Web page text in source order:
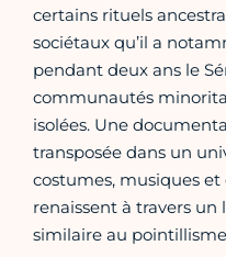
certains rituels
sociétaux qu’il a
pendant deux ans le
communautés
isolées. Une
transposée dans un
costumes, musiques
renaissent à travers
similaire au